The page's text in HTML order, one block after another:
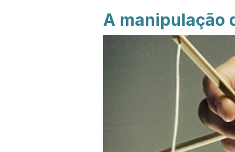
A manipulação